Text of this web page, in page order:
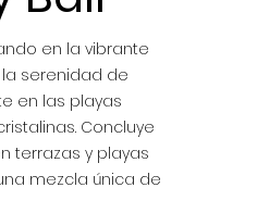
en la vibrante
serenidad de
en las playas
Concluye
terrazas y playas
mezcla única de